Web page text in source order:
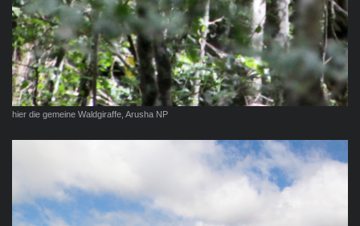
hier die gemeine Waldgiraffe, Arusha NP